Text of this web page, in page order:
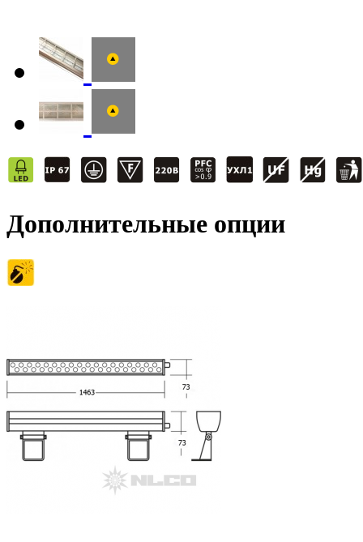
Дополнительные опции